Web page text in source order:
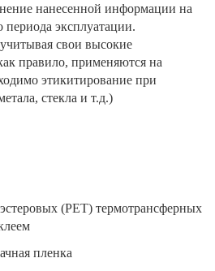
нанесенной информации на
периода эксплуатации.
свои высокие
правило, применяются на
этикитирование при
стекла и т.д.)
(РЕТ) термотрансферных
пленка